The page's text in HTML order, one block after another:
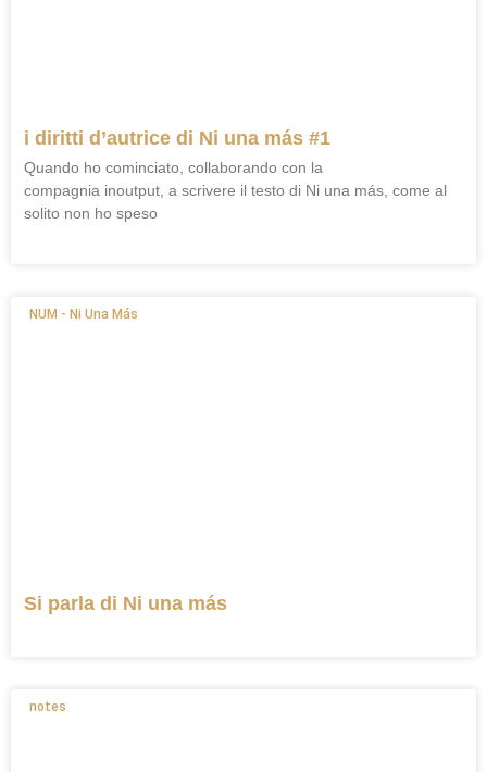
i diritti d’autrice di Ni una más #1
Quando ho cominciato, collaborando con la
compagnia inoutput, a scrivere il testo di Ni una más, come al
solito non ho speso
NUM - Ni Una Más
Si parla di Ni una más
notes